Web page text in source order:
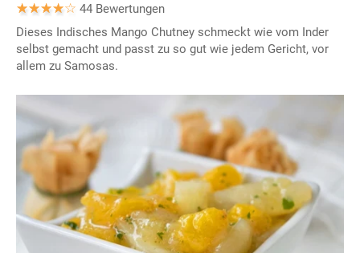
44 Bewertungen
Dieses Indisches Mango Chutney schmeckt wie vom Inder
selbst gemacht und passt zu so gut wie jedem Gericht, vor
allem zu Samosas.